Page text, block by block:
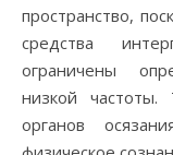
пространство,
средства
ограничены
низкой
органов